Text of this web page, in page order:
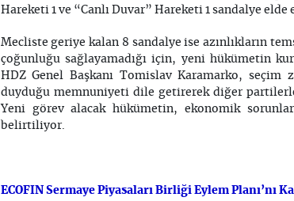
Hareketi 1 ve “Canlı Duvar” Hareketi 1 sandalye elde
Mecliste geriye kalan 8 sandalye ise azınlıkların
çoğunluğu sağlayamadığı için, yeni hükümetin
HDZ Genel Başkanı Tomislav Karamarko, seçim
duyduğu memnuniyeti dile getirerek diğer
Yeni görev alacak hükümetin, ekonomik
belirtiliyor.
ECOFIN Sermaye Piyasaları Birliği Eylem Planı’nı